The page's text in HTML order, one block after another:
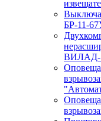
БР-11-
ВИЛАД-